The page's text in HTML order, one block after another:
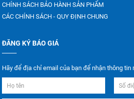
CHÍNH SÁCH BẢO HÀNH SẢN PHẨM
CÁC CHÍNH SÁCH - QUY ĐỊNH CHUNG
ĐĂNG KÝ BÁO GIÁ
Hãy để địa chỉ email của bạn để nhận thông tin